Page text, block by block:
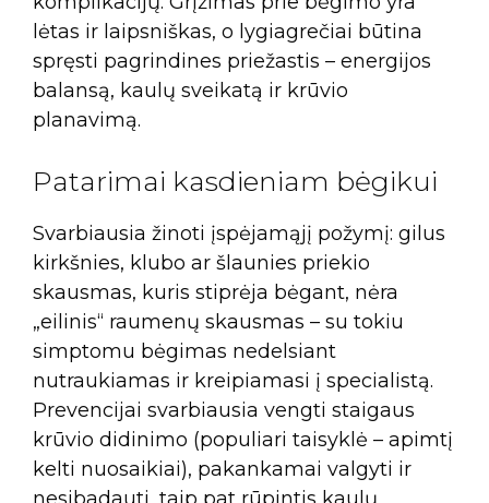
lėtas ir laipsniškas, o lygiagrečiai būtina
spręsti pagrindines priežastis – energijos
balansą, kaulų sveikatą ir krūvio
planavimą.
Patarimai kasdieniam bėgikui
Svarbiausia žinoti įspėjamąjį požymį: gilus
kirkšnies, klubo ar šlaunies priekio
skausmas, kuris stiprėja bėgant, nėra
„eilinis“ raumenų skausmas – su tokiu
simptomu bėgimas nedelsiant
nutraukiamas ir kreipiamasi į specialistą.
Prevencijai svarbiausia vengti staigaus
krūvio didinimo (populiari taisyklė – apimtį
kelti nuosaikiai), pakankamai valgyti ir
nesibadauti, taip pat rūpintis kaulų